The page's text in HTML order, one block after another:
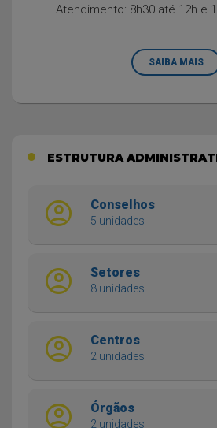
Atendimento: 8h30 até 12h e
SAIBA MAIS
ESTRUTURA
account_circle Conselhos
5 unidades
account_circle Setores
8 unidades
account_circle Centros
2 unidades
account_circle Órgãos
2 unidades